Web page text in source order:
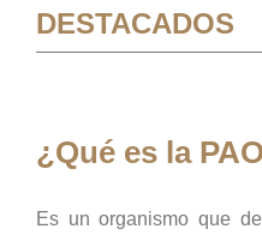
DESTACADOS
¿Qué es la
Es un organismo que